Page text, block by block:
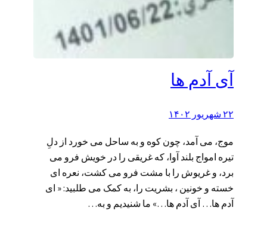
آی آدم ها
۲۲ شهریور ۱۴۰۲
موج، می آمد، چون کوه و به ساحل می خورد از دلِ
تیره امواج بلند آوا، که غریقی را در خویش فرو می
برد، و غریوش را با مشت فرو می کشت، نعره ای
خسته و خونین ، بشریت را، به کمک می طلبید: « ای
آدم ها… آی آدم ها…» ما شنیدیم و به…